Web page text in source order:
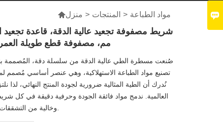
منزل > المنتجات > مواد الطباعة
مم، مصفوفة قطع طويلة
صُنعت مسطرة الطي عالية الدقة من سلسلة دقة، المُصممة
تصنيع مواد الطباعة الاستهلاكية، وهي عنصر أساسي مُصمم
نُدرك أن الطية المثالية ضرورية لجودة المنتج النهائي، لذا
العالمية. ندمج مواد فائقة الجودة وحرفية دقيقة في كل
